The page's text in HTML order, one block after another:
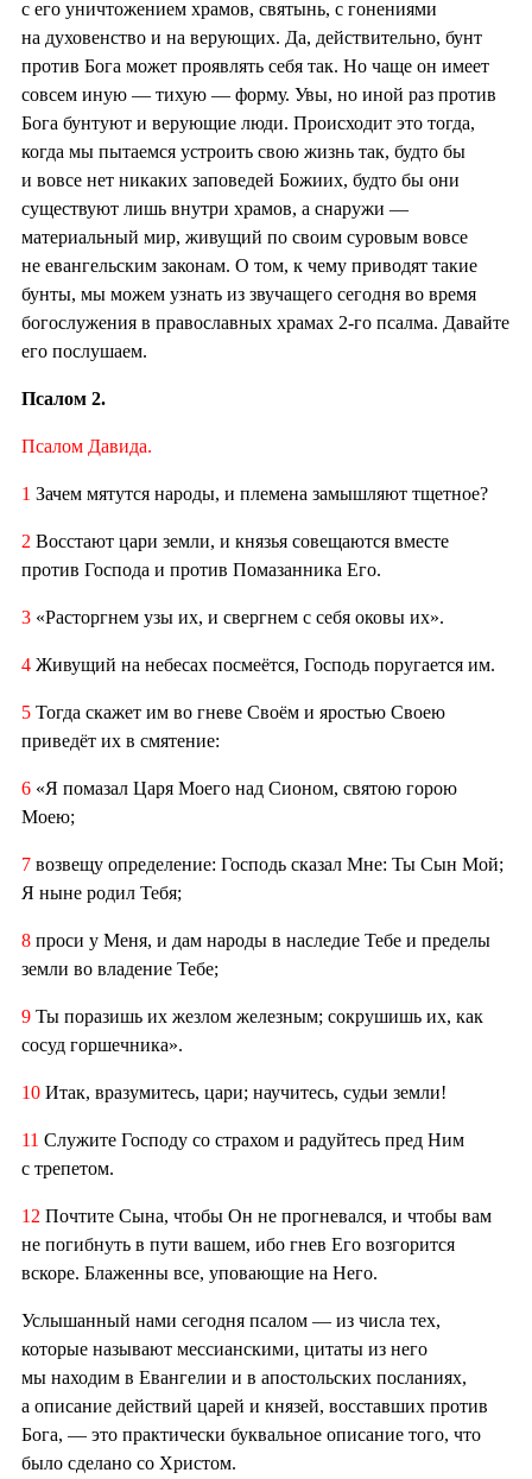
с его уничтожением храмов, святынь, с гонениями
на духовенство и на верующих. Да, действительно, бунт
против Бога может проявлять себя так. Но чаще он имеет
совсем иную — тихую — форму. Увы, но иной раз против
Бога бунтуют и верующие люди. Происходит это тогда,
когда мы пытаемся устроить свою жизнь так, будто бы
и вовсе нет никаких заповедей Божиих, будто бы они
существуют лишь внутри храмов, а снаружи —
материальный мир, живущий по своим суровым вовсе
не евангельским законам. О том, к чему приводят такие
бунты, мы можем узнать из звучащего сегодня во время
богослужения в православных храмах 2-го псалма. Давайте
его послушаем.
Псалом 2.
Псалом Давида.
1 Зачем мятутся народы, и племена замышляют тщетное?
2 Восстают цари земли, и князья совещаются вместе
против Господа и против Помазанника Его.
3 «Расторгнем узы их, и свергнем с себя оковы их».
4 Живущий на небесах посмеётся, Господь поругается им.
5 Тогда скажет им во гневе Своём и яростью Своею
приведёт их в смятение:
6 «Я помазал Царя Моего над Сионом, святою горою
Моею;
7 возвещу определение: Господь сказал Мне: Ты Сын Мой;
Я ныне родил Тебя;
8 проси у Меня, и дам народы в наследие Тебе и пределы
земли во владение Тебе;
9 Ты поразишь их жезлом железным; сокрушишь их, как
сосуд горшечника».
10 Итак, вразумитесь, цари; научитесь, судьи земли!
11 Служите Господу со страхом и радуйтесь пред Ним
с трепетом.
12 Почтите Сына, чтобы Он не прогневался, и чтобы вам
не погибнуть в пути вашем, ибо гнев Его возгорится
вскоре. Блаженны все, уповающие на Него.
Услышанный нами сегодня псалом — из числа тех,
которые называют мессианскими, цитаты из него
мы находим в Евангелии и в апостольских посланиях,
а описание действий царей и князей, восставших против
Бога, — это практически буквальное описание того, что
было сделано со Христом.